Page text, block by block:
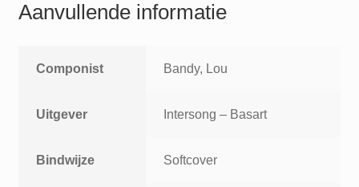
Aanvullende informatie
Componist Bandy, Lou
Uitgever Intersong – Basart
Bindwijze Softcover